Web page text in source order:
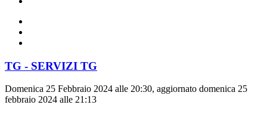
TG - SERVIZI TG
Domenica 25 Febbraio 2024 alle 20:30, aggiornato domenica 25
febbraio 2024 alle 21:13